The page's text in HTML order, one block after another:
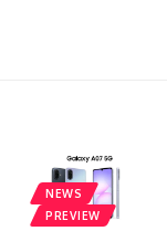
NEWS
PREVIEW